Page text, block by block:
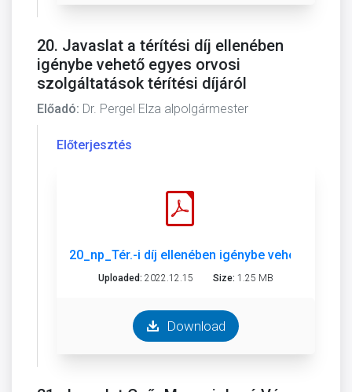
20. Javaslat a térítési díj ellenében
igénybe vehető egyes orvosi
szolgáltatások térítési díjáról
Előadó: Dr. Pergel Elza alpolgármester
Előterjesztés
20_np_Tér.-i díj ellenében igénybe vehető
Uploaded: 2022.12.15 Size: 1.25 MB
Download